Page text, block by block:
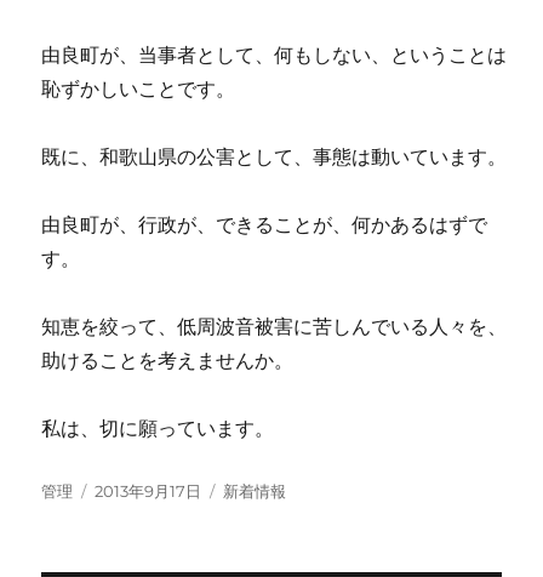
由良町が、当事者として、何もしない、ということは
恥ずかしいことです。
既に、和歌山県の公害として、事態は動いています。
由良町が、行政が、できることが、何かあるはずで
す。
知恵を絞って、低周波音被害に苦しんでいる人々を、
助けることを考えませんか。
私は、切に願っています。
投
管理
投
2013年9月17日
カ
新着情報